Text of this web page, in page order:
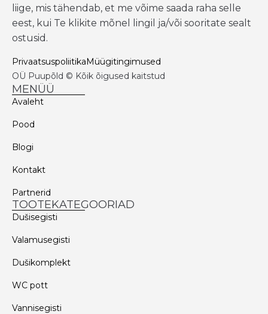
liige, mis tähendab, et me võime saada raha selle
eest, kui Te klikite mõnel lingil ja/või sooritate sealt
ostusid.
PrivaatsuspoliitikaMüügitingimused
OÜ Puupõld © Kõik õigused kaitstud
MENÜÜ
Avaleht
Pood
Blogi
Kontakt
Partnerid
TOOTEKATEGOORIAD
Dušisegisti
Valamusegisti
Dušikomplekt
WC pott
Vannisegisti